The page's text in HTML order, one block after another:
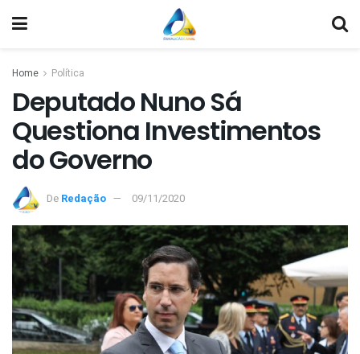
Home Política
Deputado Nuno Sá
Questiona Investimentos
do Governo
De Redação 09/11/2020